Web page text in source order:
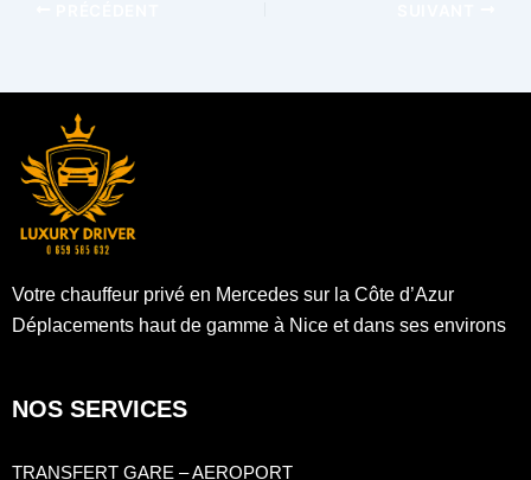
Votre chauffeur privé en Mercedes sur la Côte d’Azur
Déplacements haut de gamme à Nice et dans ses environs
NOS SERVICES
TRANSFERT GARE – AEROPORT